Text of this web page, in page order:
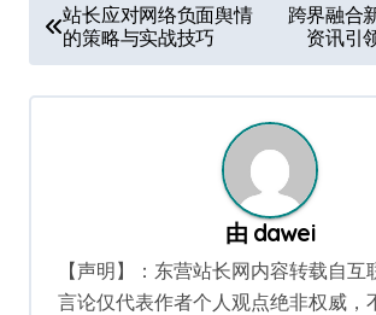
章
导
站长应对网络负面舆情
的策略与实战技巧
跨界融合
资讯引
由 dawei
【声明】：东营站长网内容转载自互
言论仅代表作者个人观点绝非权威，